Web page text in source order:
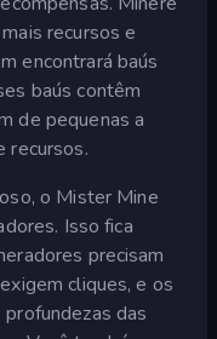
recursos e
encontrará baús
baús contêm
de pequenas a
recursos.
o Mister Mine
Isso fica
precisam
cliques, e os
das